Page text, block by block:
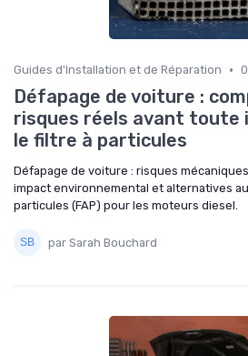
Guides d'Installation et de Réparation •
Défapage de voiture :
risques réels avant toute
le filtre à particules
Défapage de voiture : risques
impact environnemental et alternatives
particules (FAP) pour les moteurs diesel.
par Sarah Bouchard